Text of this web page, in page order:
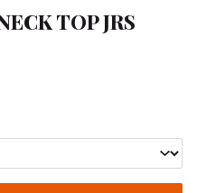
TOP JRS